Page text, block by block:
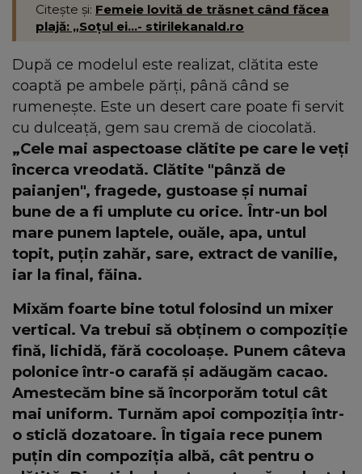
Citește și: Femeie lovită de trăsnet când făcea
plajă: „Soțul ei...- stirilekanald.ro
După ce modelul este realizat, clătita este
coaptă pe ambele părți, până când se
rumenește. Este un desert care poate fi servit
cu dulceață, gem sau cremă de ciocolată.
„Cele mai aspectoase clătite pe care le veți
încerca vreodată. Clătite "pânză de
paianjen", fragede, gustoase și numai
bune de a fi umplute cu orice. Într-un bol
mare punem laptele, ouăle, apa, untul
topit, puțin zahăr, sare, extract de vanilie,
iar la final, făina.
Mixăm foarte bine totul folosind un mixer
vertical. Va trebui să obținem o compoziție
fină, lichidă, fără cocoloașe. Punem câteva
polonice într-o carafă și adăugăm cacao.
Amestecăm bine să încorporăm totul cât
mai uniform. Turnăm apoi compoziția într-
o sticlă dozatoare. În tigaia rece punem
puțin din compoziția albă, cât pentru o